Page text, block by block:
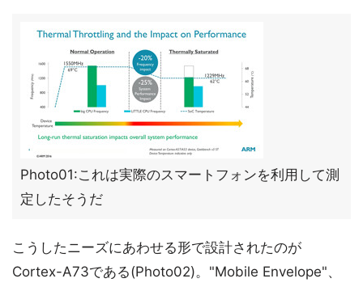
Photo01:これは実際のスマートフォンを利用して測
定したそうだ
こうしたニーズにあわせる形で設計されたのが
Cortex-A73である(Photo02)。"Mobile Envelope"、